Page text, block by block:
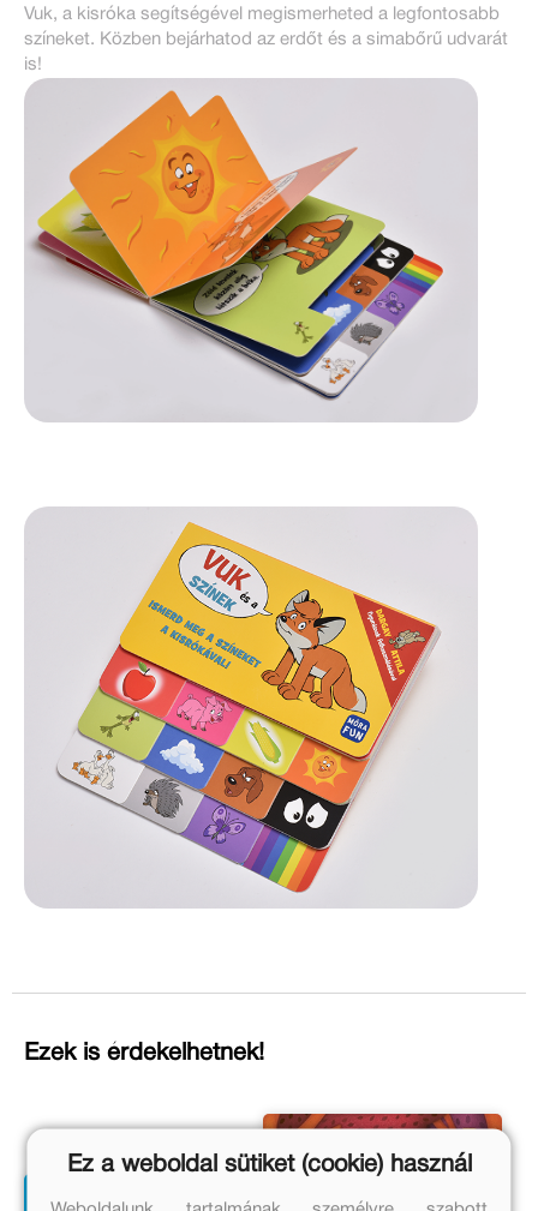
Vuk, a kisróka segítségével megismerheted a legfontosabb
színeket. Közben bejárhatod az erdőt és a simabőrű udvarát
is!
Ezek is érdekelhetnek!
Ez a weboldal sütiket (cookie) használ